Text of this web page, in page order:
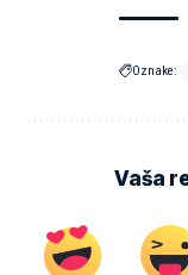
Oznake:
Vaša